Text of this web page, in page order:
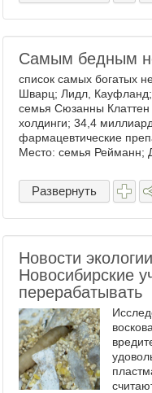
Самым бедным
список самых богатых
Шварц; Лидл,
семья Сюзанны
холдинги; 34,4
фармацевтические
Место: семья Рейманн;
Развернуть
Новости
Новосибирские
перерабатывать